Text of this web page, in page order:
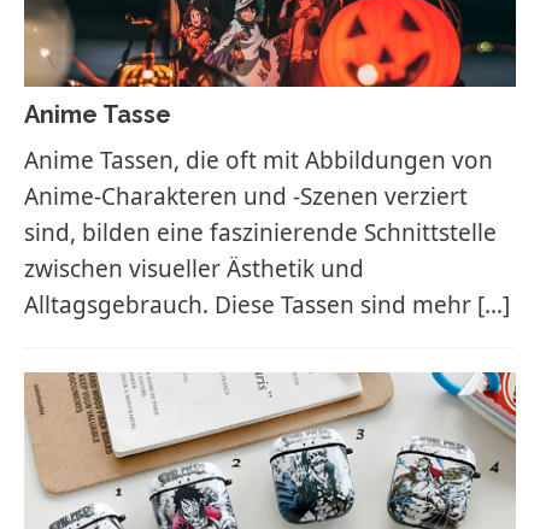
Anime Tasse
Anime Tassen, die oft mit Abbildungen von
Anime-Charakteren und -Szenen verziert
sind, bilden eine faszinierende Schnittstelle
zwischen visueller Ästhetik und
Alltagsgebrauch. Diese Tassen sind mehr […]